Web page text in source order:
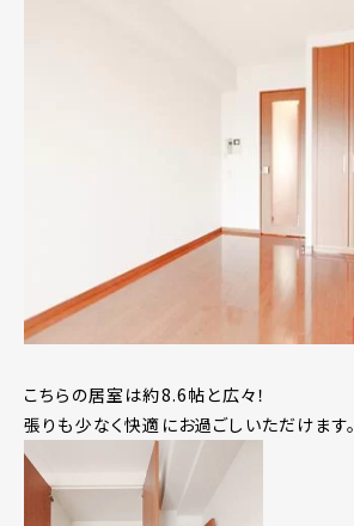
こちらの居室は約8.6帖と広々！
張りも少なく快適にお過ごしいただけます。